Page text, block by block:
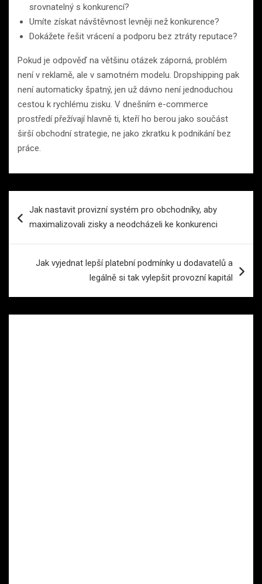
srovnatelný s konkurencí?
Umíte získat návštěvnost levněji než konkurence?
Dokážete řešit vrácení a podporu bez ztráty reputace?
Pokud je odpověď na většinu otázek záporná, problém
není v reklamě, ale v samotném modelu. Dropshipping pak
není automaticky špatný, jen už dávno není jednoduchou
cestou k rychlému zisku. V dnešním e-commerce
prostředí přežívají hlavně ti, kteří ho berou jako součást
širší obchodní strategie, ne jako zkratku k podnikání bez
práce.
proJak nastavit provizní systém pro obchodníky, aby
maximalizovali zisky a neodcházeli ke konkurenci
Jak vyjednat lepší platební podmínky u dodavatelů a
legálně si tak vylepšit provozní kapitál